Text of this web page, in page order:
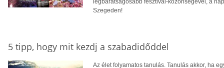
legbarátságosabb fesztivál-közönségével, a
Szegeden!
5 tipp, hogy mit kezdj a szabadidőddel
Az élet folyamatos tanulás. Tanulás akkor, ha